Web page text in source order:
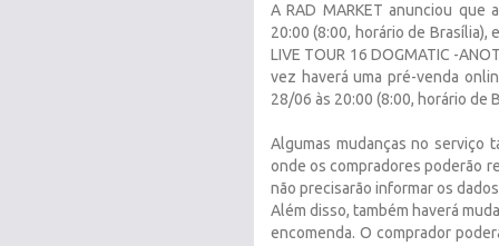
A RAD MARKET anunciou que
20:00 (8:00, horário de Brasília),
LIVE TOUR 16 DOGMATIC -
vez haverá uma pré-venda
28/06 às 20:00 (8:00, horário de
Algumas mudanças no serviço
onde os compradores poderão
não precisarão informar os
Além disso, também haverá
encomenda. O comprador